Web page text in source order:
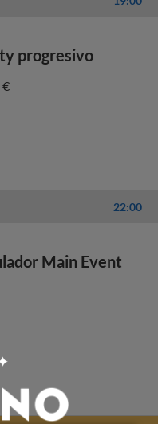
progresivo
€
22:00
Main Event